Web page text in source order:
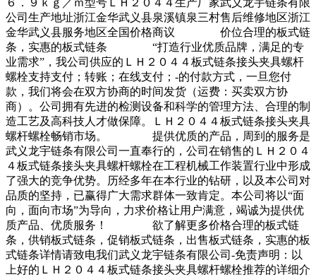
６．９ｋｇ／ｍ型号ＬＨ２０４４生产厂家武义龙宇链条有限
公司生产地址浙江金华武义县泉溪镇泉三村售后维修地区浙江
金华武义县服务地区全国价格商议 价位合理的板式链
条，实惠的板式链条 “打造行业优质品牌，满足的专
业需求”，我公司供应的ＬＨ２０４４板式链条接头夹具螺杆
螺栓支持支付；转账；在线支付；-的付款方式，一旦您付
款，我们将会在双方协商的时间发货（运费：买卖双方协
商）。公司拥有先进的检测设备和科学的管理方法、合理的制
造工艺及高科技人才做保障。ＬＨ２０４４板式链条接头夹具
螺杆螺栓畅销市场。 提供优质的产品，周到的服务是
武义龙宇链条有限公司一直奉行的，公司在销售的ＬＨ２０４
４板式链条接头夹具螺杆螺栓在工程机械工作装置行业中形成
了强大的竞争优势。历经多年在本行业的钻研，以及本公司对
品质的坚持，已赢得广大需求群体一致肯定。本公司将以“面
向，面向市场”为导向，力求价格让用户满意，竭诚为提供优
质产品、优质服务！ 欲了解更多价格合理的板式链
条，供销板式链条，促销板式链条，出售板式链条，实惠的板
式链条详情请致电我们武义龙宇链条有限公司-免责声明：以
上好的ＬＨ２０４４板式链条接头夹具螺杆螺栓推荐的详细介